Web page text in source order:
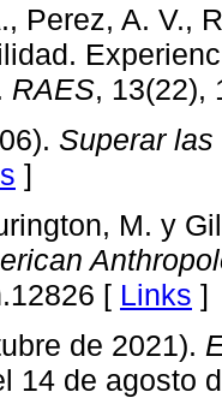
Perez, A. V.,
RAES, 13(22),
Superar
]
M. y
[ Links ]
de 2021).
14 de agosto